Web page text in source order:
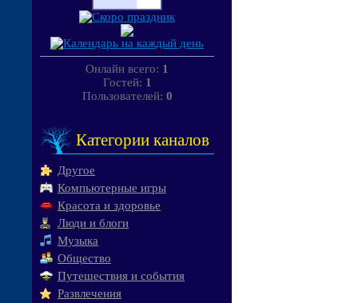
Онлайн всего: 1
Гостей: 1
Пользователей: 0
Категории каналов
Другое
Компьютерные игры
Красота и здоровье
Люди и блоги
Музыка
Общество
Путешествия и события
Развлечения